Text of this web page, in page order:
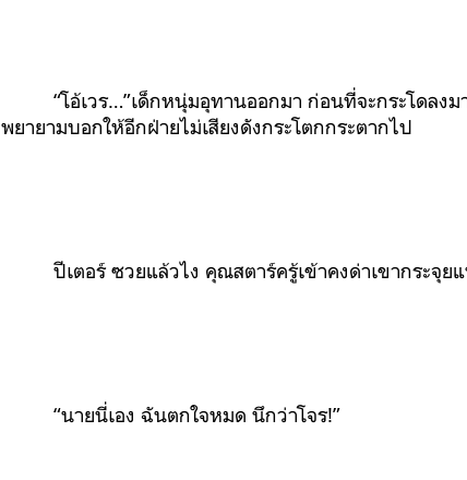
“โอ้เวร…”เด็กหนุ่มอุทานออกมา ก่อนที่จะกระโดล
พยายามบอกให้อีกฝ่ายไม่เสียงดังกระโตกกระตากไป
ปีเตอร์ ซวยแล้วไง คุณสตาร์ครู้เข้าคงด่าเขากระจุย
“นายนี่เอง ฉันตกใจหมด นึกว่าโจร!”